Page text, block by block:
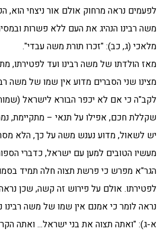
לפעמים נראה מרחוק אולם אור ניצחי הוא,
משה רבינו הנהיג את העם ללא פשרות
מלאכי (ג, כב): "זכרו תורת משה עבדי".
מאז הולדתו של משה רבינו ועד לפטירתו,
מצינו שני הסברים מדוע אין שמו של משה
לקב"ה כי אם לא יכפר הבורא לישראל
שקללת חכם, אפילו על תנאי –
יש לשאול, מדוע נענש משה על כך, הלא
מעשיו הטובים למען עם ישראל, כדברי
הגר"א מפרש כי פרשת תצוה חלה תמיד
לפטירתו. אולם על פירוש זה קשה, שכן
נראה לומר כי אמנם אין שמו של משה
א-ג): "ואתה תצוה את בני ישראל… ואתה